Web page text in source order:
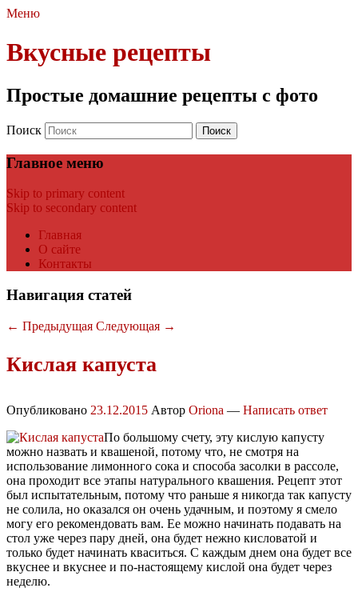
Меню
Вкусные рецепты
Простые домашние рецепты с фото
Поиск
Главное меню
Skip to primary content
Skip to secondary content
Главная
О сайте
Контакты
Навигация статей
← Предыдущая Следующая →
Кислая капуста
Опубликовано 23.12.2015 Автор Oriona — Написать ответ
По большому счету, эту кислую капусту
можно назвать и квашеной, потому что, не смотря на
использование лимонного сока и способа засолки в рассоле,
она проходит все этапы натурального квашения. Рецепт этот
был испытательным, потому что раньше я никогда так капусту
не солила, но оказался он очень удачным, и поэтому я смело
могу его рекомендовать вам. Ее можно начинать подавать на
стол уже через пару дней, она будет нежно кисловатой и
только будет начинать кваситься. С каждым днем она будет все
вкуснее и вкуснее и по-настоящему кислой она будет через
неделю.